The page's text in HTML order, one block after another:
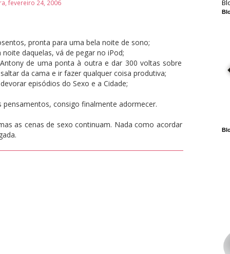
fevereiro 24, 2006
pronta para uma bela noite de sono;
daquelas, vá de pegar no iPod;
de uma ponta à outra e dar 300 voltas sobre
da cama e ir fazer qualquer coisa produtiva;
episódios do Sexo e a Cidade;
consigo finalmente adormecer.
as cenas de sexo continuam. Nada como acordar